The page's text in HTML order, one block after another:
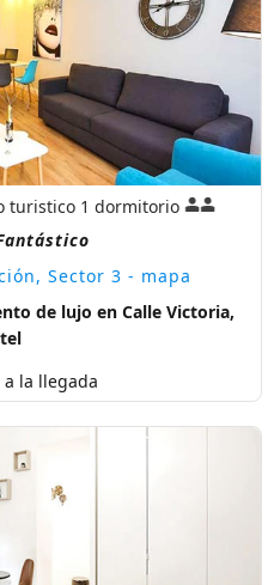
turistico 1 dormitorio
Sector 3 - mapa
de lujo en Calle Victoria,
a la llegada